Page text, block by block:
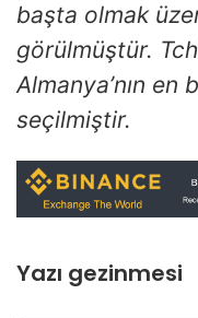
başta olmak
görülmüştür.
Almanya’nın
seçilmiştir.
Yazı gezinmesi